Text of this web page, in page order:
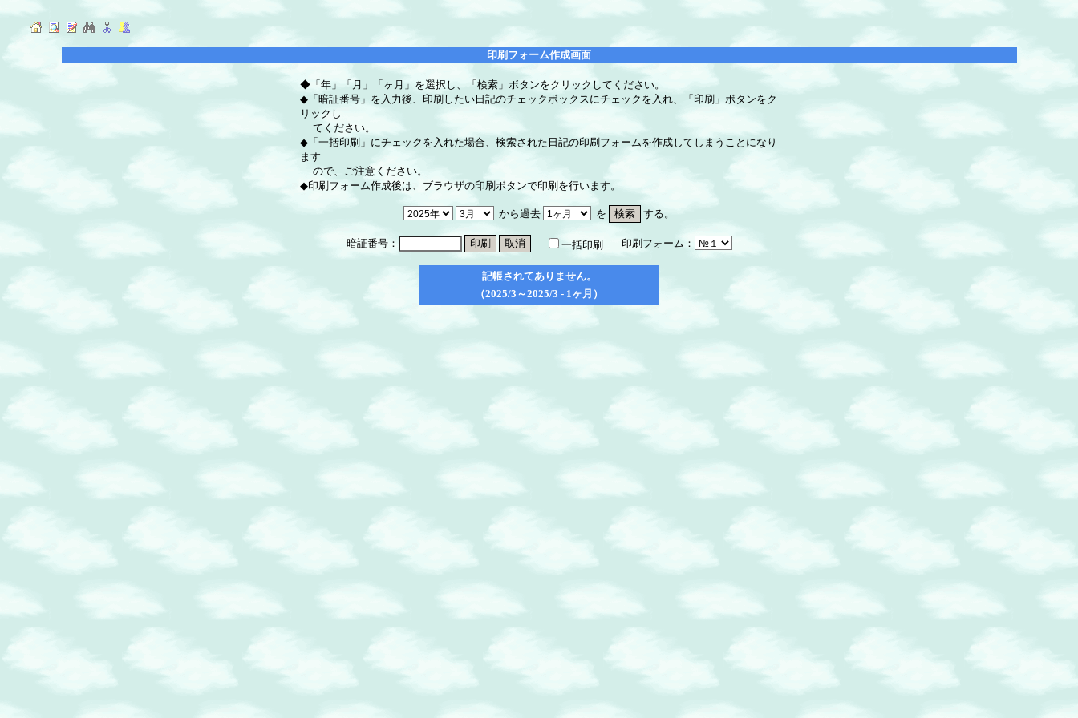
印刷フォーム作成画面
◆「年」「月」「ヶ月」を選択し、「検索」ボタンをクリックしてください。
◆「暗証番号」を入力後、印刷したい日記のチェックボックスにチェックを入れ、「印刷」ボタンをク
リックし
てください。
◆「一括印刷」にチェックを入れた場合、検索された日記の印刷フォームを作成してしまうことになり
ます
ので、ご注意ください。
◆印刷フォーム作成後は、ブラウザの印刷ボタンで印刷を行います。
から過去 を する。
暗証番号： 一括印刷 印刷フォーム：
記帳されてありません。
（2025/3～2025/3 - 1ヶ月）